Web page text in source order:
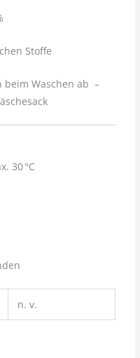
Stoffe
beim Waschen ab –
30 °C
n. v.